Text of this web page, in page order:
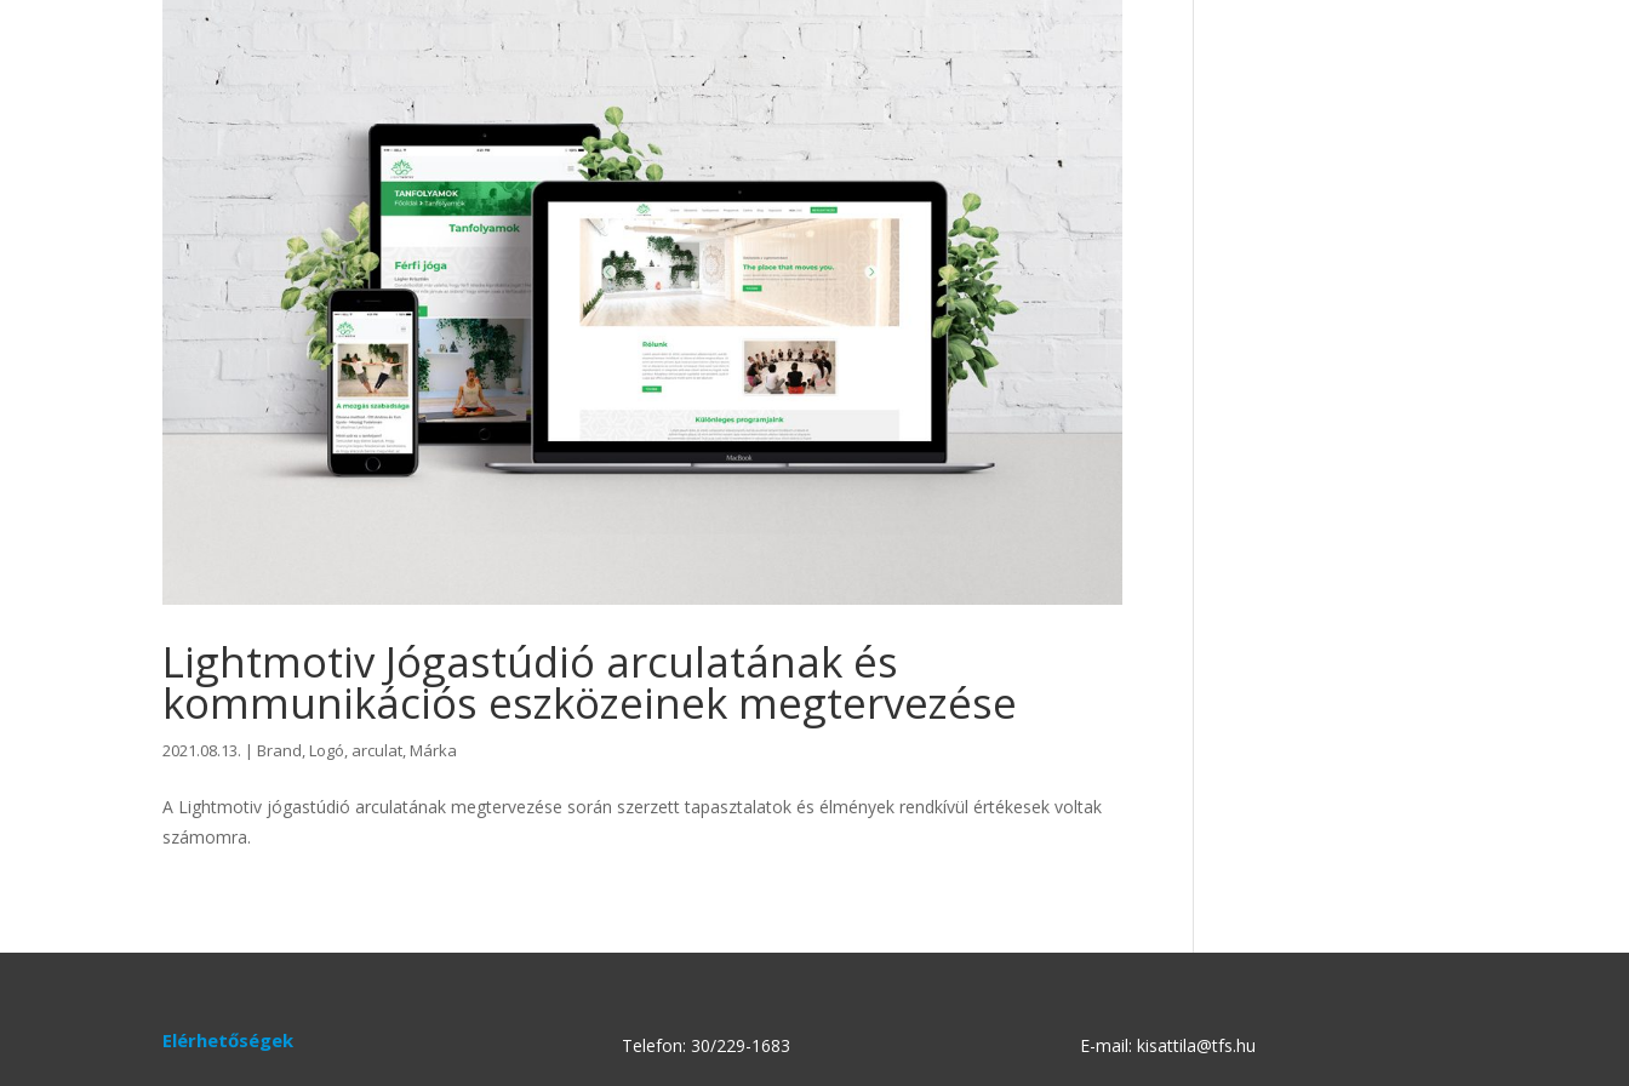
Lightmotiv Jógastúdió arculatának és
kommunikációs eszközeinek megtervezése
2021.08.13. | Brand, Logó, arculat, Márka
A Lightmotiv jógastúdió arculatának megtervezése során szerzett tapasztalatok és élmények rendkívül értékesek voltak
számomra.
Elérhetőségek Telefon: 30/229-1683 E-mail: kisattila@tfs.hu